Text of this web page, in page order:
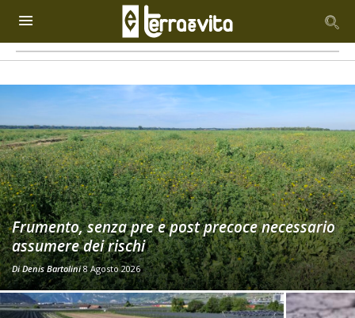
Frumento, senza pre e post precoce necessario
assumere dei rischi
DiDenis Bartolini 8 Agosto 2026